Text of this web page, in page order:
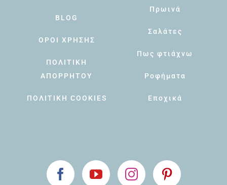
BLOG
ΟΡΟΙ ΧΡΗΣΗΣ
ΠΟΛΙΤΙΚΗ
ΑΠΟΡΡΗΤΟΥ
ΠΟΛΙΤΙΚΗ COOKIES
Πρωινά
Σαλάτες
Πως φτιάχνω
Ροφήματα
Εποχικά